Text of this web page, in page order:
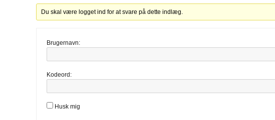
Du skal være logget ind for at svare på dette indlæg.
Brugernavn:
Kodeord:
Husk mig